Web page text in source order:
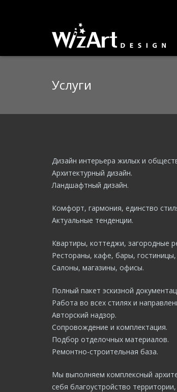
Услуги
Дизайн интерьера жилых и
Архитектурный дизайн.
Ландшафтный дизайн.
Комфорт, гармония, единство
Актуальные тенденции.
Квартиры, коттеджи, загородные
Рестораны, кафе, бары,
Салоны, магазины, офисы.
Полный пакет эскизной
Работа во всех стилях и
Авторский надзор.
Сопровождение и комплектация.
Подбор отделочных материалов.
Ремонтно-строительная база.
Мы выполняем комплексный
себя благоустройство